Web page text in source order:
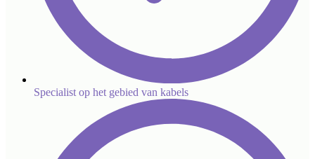
Specialist op het gebied van kabels